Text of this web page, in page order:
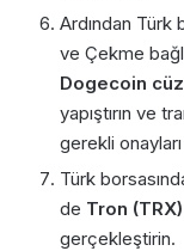
Ardından Türk
ve Çekme
Dogecoin
yapıştırın ve
gerekli
Türk
de Tron (TRX)
gerçekleştirin.